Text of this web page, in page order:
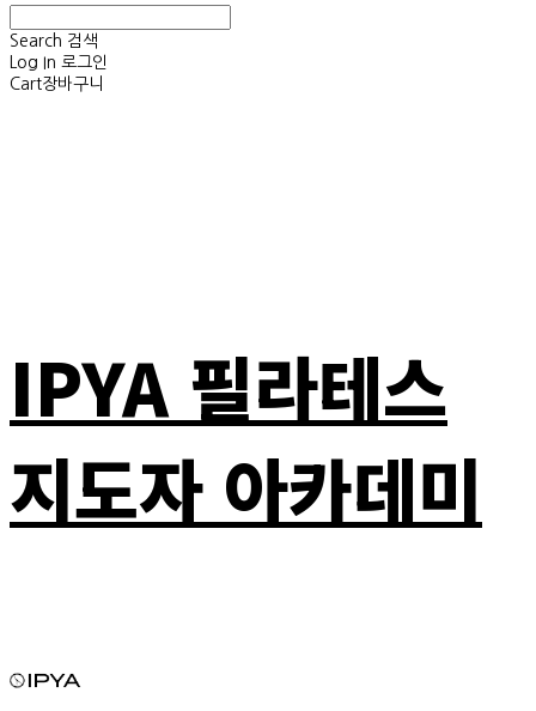
Search 검색
Log In 로그인
Cart장바구니
IPYA 필라테스
지도자 아카데미